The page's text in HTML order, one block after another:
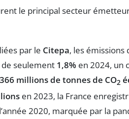
le principal secteur
par le Citepa, les émissions
seulement 1,8% en 2024, un
366 millions de tonnes de CO2
en 2023, la France
2020, marquée par la